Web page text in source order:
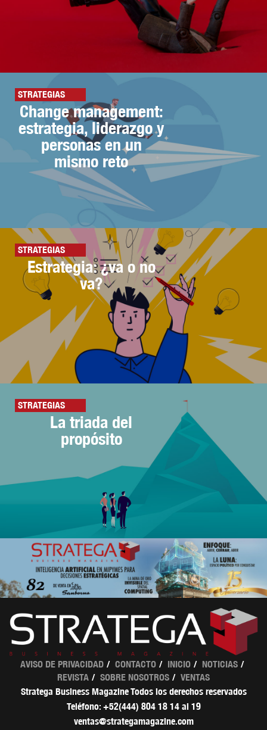
STRATEGIAS
Change management:
estrategia, liderazgo y
personas en un
mismo reto
STRATEGIAS
Estrategia: ¿va o no
va?
STRATEGIAS
La triada del
propósito
AVISO DE PRIVACIDAD CONTACTO INICIO
NOTICIAS
REVISTA
SOBRE NOSOTROS
VENTAS
Stratega Business Magazine Todos los derechos reservados
Teléfono: +52(444) 804 18 14 al 19
ventas@strategamagazine.com